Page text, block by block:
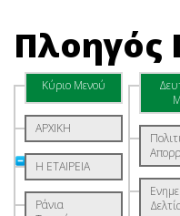
Πλοηγός
Κύριο Μενού
ΑΡΧΙΚΗ
Η ΕΤΑΙΡΕΙΑ
Ράνια